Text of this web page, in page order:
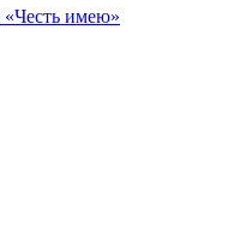
«Честь имею»